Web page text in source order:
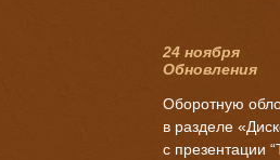
24 ноября
Обновления
Оборотную
в разделе
с презентации